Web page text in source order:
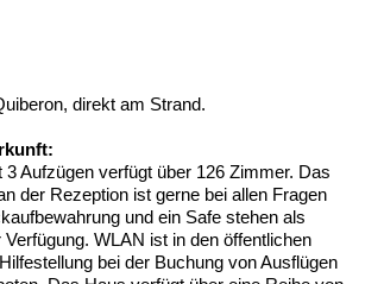
direkt am Strand.
3 Aufzügen verfügt über 126 Zimmer. Das
der Rezeption ist gerne bei allen Fragen
und ein Safe stehen als
WLAN ist in den öffentlichen
bei der Buchung von Ausflügen